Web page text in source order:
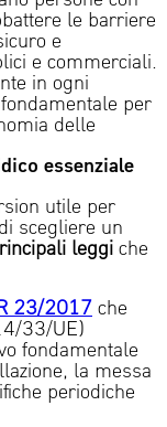
le barriere
e
e commerciali.
in ogni
per
delle
essenziale
utile per
scegliere un
leggi che
23/2017 che
33/UE)
fondamentale
la messa
periodiche